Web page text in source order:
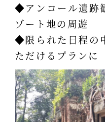
◆アンコール遺跡
ゾート地の周遊
◆限られた日程の
ただけるプランに